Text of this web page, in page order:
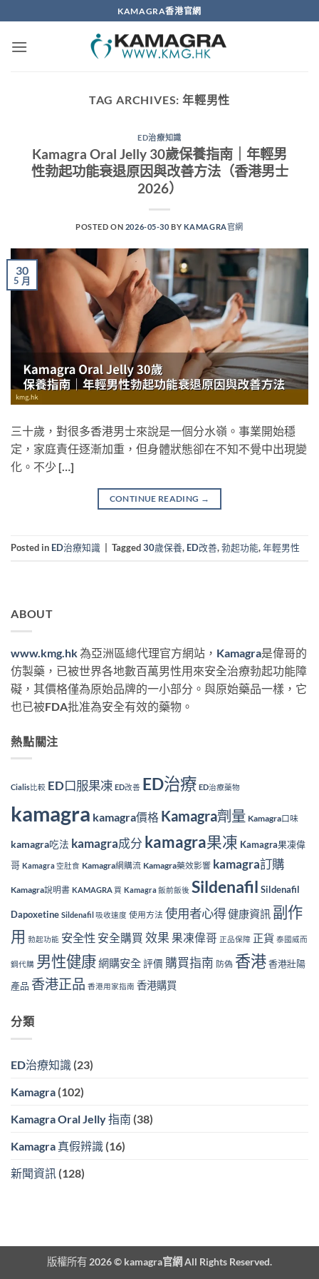
to
content
KAMAGRA香港官網
TAG ARCHIVES: 年輕男性
ED治療知識
Kamagra Oral Jelly 30歲保養指南｜年輕男
性勃起功能衰退原因與改善方法（香港男士
2026）
POSTED ON 2026-05-30 BY KAMAGRA官網
30
5 月
三十歲，對很多香港男士來說是一個分水嶺。事業開始穩
定，家庭責任逐漸加重，但身體狀態卻在不知不覺中出現變
化。不少 […]
CONTINUE READING →
Posted in ED治療知識 Tagged30歲保養, ED改善,勃起功能,年輕男性
ABOUT
www.kmg.hk為亞洲區總代理官方網站， Kamagra是偉哥的
仿製藥，已被世界各地數百萬男性用來安全治療勃起功能障
礙，其價格僅為原始品牌的一小部分。與原始藥品一樣，它
也已被FDA批准為安全有效的藥物。
熱點關注
Cialis比較 ED口服果凍 ED改善 ED治療 ED治療藥物
kamagra kamagra價格 Kamagra劑量 Kamagra口味
kamagra吃法 kamagra成分 kamagra果凍 Kamagra果凍偉
哥 Kamagra 空肚食 Kamagra網購流 Kamagra藥效影響 kamagra訂購
Kamagra說明書 KAMAGRA 買 Kamagra 飯前飯後 Sildenafil Sildenafil
Dapoxetine Sildenafil 吸收速度 使用方法 使用者心得健康資訊 副作
用 勃起功能 安全性 安全購買 效果 果凍偉哥 正品保障 正貨 泰國威而
鋼代購 男性健康網購安全評價 購買指南 防偽 香港香港壯陽
產品 香港正品 香港用家指南 香港購買
分類
ED治療知識 (23)
Kamagra (102)
Kamagra Oral Jelly 指南 (38)
Kamagra 真假辨識 (16)
新聞資訊 (128)
版權所有 2026 © kamagra官網 All Rights Reserved.